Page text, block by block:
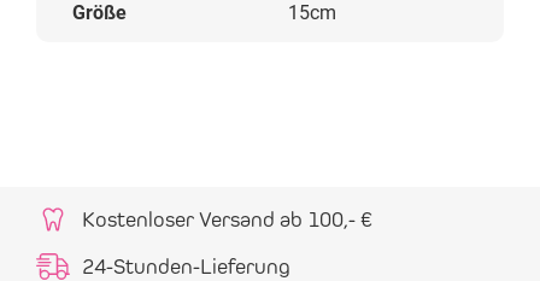
Größe 15cm
Kostenloser Versand ab 100,- €
24-Stunden-Lieferung